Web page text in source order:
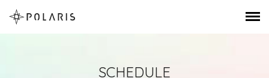
SCHEDULE